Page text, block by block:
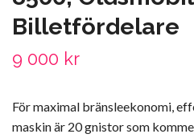
Billetfördelare
9 000 kr
För maximal bränsleekonomi,
maskin är 20 gnistor som